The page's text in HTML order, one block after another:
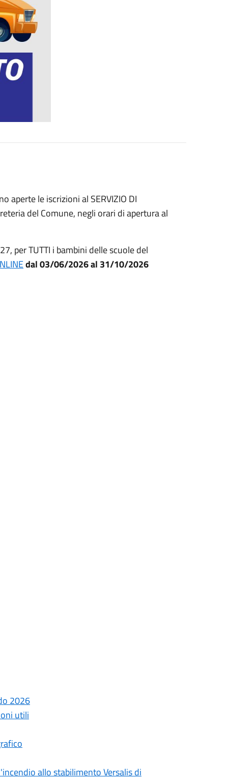
aperte le iscrizioni al SERVIZIO DI
del Comune, negli orari di apertura al
per TUTTI i bambini delle scuole del
dal 03/06/2026 al 31/10/2026
2026
utili
allo stabilimento Versalis di